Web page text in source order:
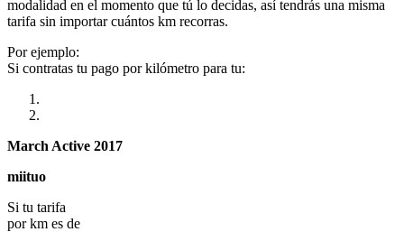
modalidad en el momento que tú lo decidas, así tendrás una misma
tarifa sin importar cuántos km recorras.
Por ejemplo:
Si contratas tu pago por kilómetro para tu:
March Active 2017
miituo
Si tu tarifa
por km es de